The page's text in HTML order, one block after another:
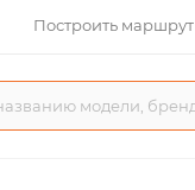
Построить маршрут